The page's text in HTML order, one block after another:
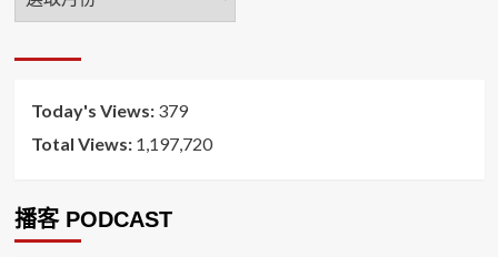
月
序
Today's Views: 379
Total Views: 1,197,720
播客 PODCAST